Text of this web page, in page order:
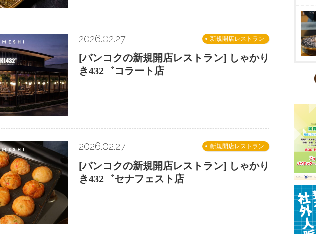
新規開店レストラン
2026.02.27
[バンコクの新規開店レストラン] しゃかり
き432゛コラート店
新規開店レストラン
2026.02.27
[バンコクの新規開店レストラン] しゃかり
き432゛セナフェスト店